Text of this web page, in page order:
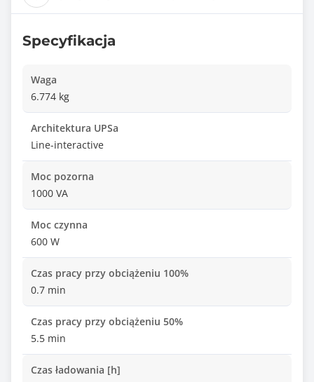
Specyfikacja
Waga
6.774 kg
Architektura UPSa
Line-interactive
Moc pozorna
1000 VA
Moc czynna
600 W
Czas pracy przy obciążeniu 100%
0.7 min
Czas pracy przy obciążeniu 50%
5.5 min
Czas ładowania [h]